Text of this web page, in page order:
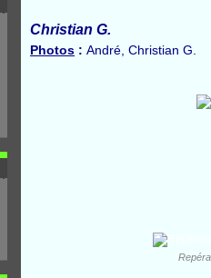
Christian G.
Photos : André, Christian G.